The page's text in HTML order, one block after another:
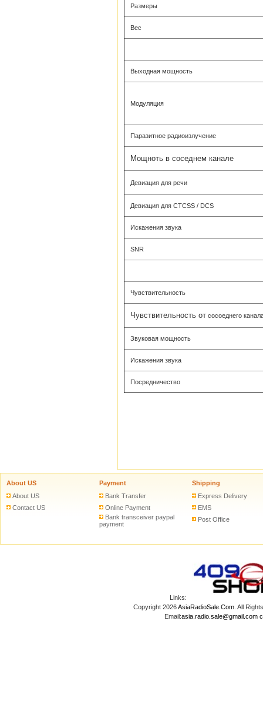
Размеры
Вес
Выходная мощность
Модуляция
Паразитное радиоизлучение
Мощноть в соседнем канале
Девиация для речи
Девиация для CTCSS / DCS
Искажения звука
SNR
Чувствительность
Чувствительность от сосоеднего
Звуковая мощность
Искажения звука
Посредничество
About US
About US
Contact US
Payment
Bank Transfer
Online Payment
Bank transceiver paypal
payment
Shipping
Express Delivery
EMS
Post Office
Links:
Copyright 2026AsiaRadioSale.Com. All
Email:asia.radio.sale@gmail.com